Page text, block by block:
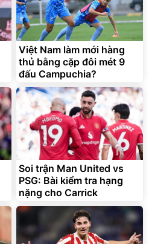
Việt Nam làm mới hàng
thủ bằng cặp đôi mét 9
đấu Campuchia?
Soi trận Man United vs
PSG: Bài kiểm tra hạng
nặng cho Carrick